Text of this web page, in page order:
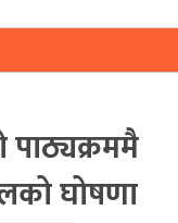
घोषणा